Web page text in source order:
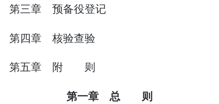
第三章 预备役登记
第四章 核验查验
第五章 附 则
第一章 总 则